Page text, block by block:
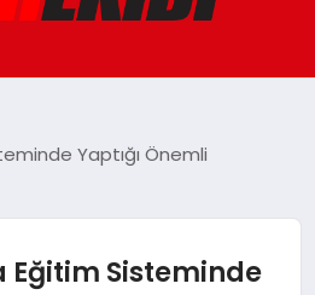
Yaptığı Önemli
Eğitim Sisteminde